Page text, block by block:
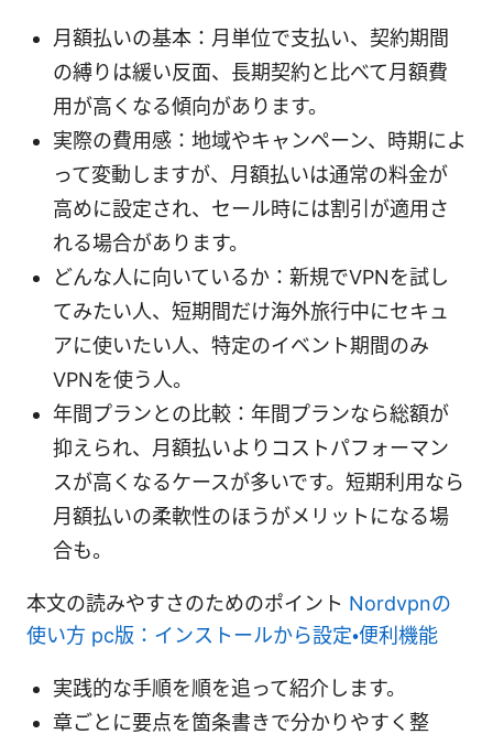
月額払いの基本：月単位で支払い、契約期間
の縛りは緩い反面、長期契約と比べて月額費
用が高くなる傾向があります。
実際の費用感：地域やキャンペーン、時期によ
って変動しますが、月額払いは通常の料金が
高めに設定され、セール時には割引が適用さ
れる場合があります。
どんな人に向いているか：新規でVPNを試し
てみたい人、短期間だけ海外旅行中にセキュ
アに使いたい人、特定のイベント期間のみ
VPNを使う人。
年間プランとの比較：年間プランなら総額が
抑えられ、月額払いよりコストパフォーマン
スが高くなるケースが多いです。短期利用なら
月額払いの柔軟性のほうがメリットになる場
合も。
本文の読みやすさのためのポイント Nordvpnの
使い方 pc版：インストールから設定・便利機能
実践的な手順を順を追って紹介します。
章ごとに要点を箇条書きで分かりやすく整